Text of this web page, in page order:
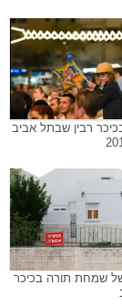
רבין שבתל אביב
שמחת תורה בכיכר